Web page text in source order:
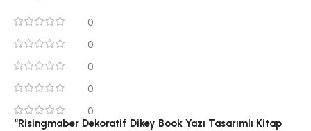
0
0
0
0
0
“Risingmaber Dekoratif Dikey Book Yazı Tasarımlı Kitap